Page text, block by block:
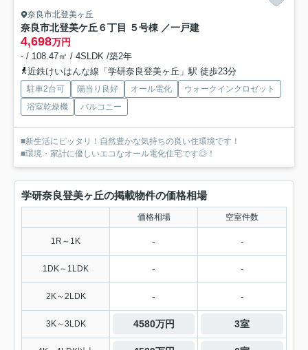
奈良市北登美ヶ丘
奈良市北登美ケ丘６丁目 ５号棟 ／一戸建
4,698万円
- / 108.47㎡ / 4SLDK /築2年
近鉄けいはんな線「学研奈良登美ヶ丘」駅 徒歩23分
駐車2台可 陽当り良好 オール電化
ウォークインクロゼット
浴室乾燥機
バルコニー
■新生活にピッタリ！自然豊かな気持ちの良い住環境です！
■環境・家計に優しいエコなオール電化住宅です◎！
学研奈良登美ヶ丘の掲載物件の価格相場
価格相場 空室件数
1R～1K - -
1DK～1LDK - -
2K～2LDK - -
3K～3LDK 4580万円 3室